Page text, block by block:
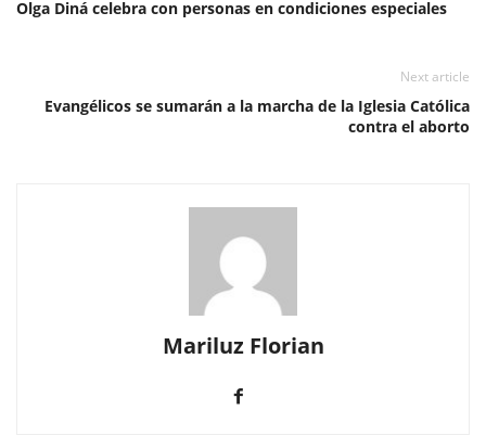
Olga Diná celebra con personas en condiciones especiales
Next article
Evangélicos se sumarán a la marcha de la Iglesia Católica
contra el aborto
Mariluz Florian